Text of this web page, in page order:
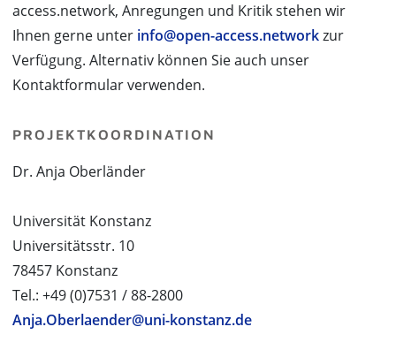
access.network, Anregungen und Kritik stehen wir
Ihnen gerne unter info@open-access.networkzur
Verfügung. Alternativ können Sie auch unser
Kontaktformular verwenden.
PROJEKTKOORDINATION
Dr. Anja Oberländer
Universität Konstanz
Universitätsstr. 10
78457 Konstanz
Tel.: +49 (0)7531 / 88-2800
Anja.Oberlaender@uni-konstanz.de